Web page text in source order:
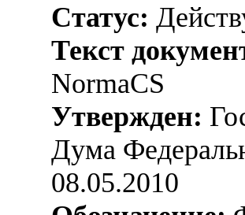
Статус:
Текст
NormaCS
Утвержден:
Дума
08.05.2010